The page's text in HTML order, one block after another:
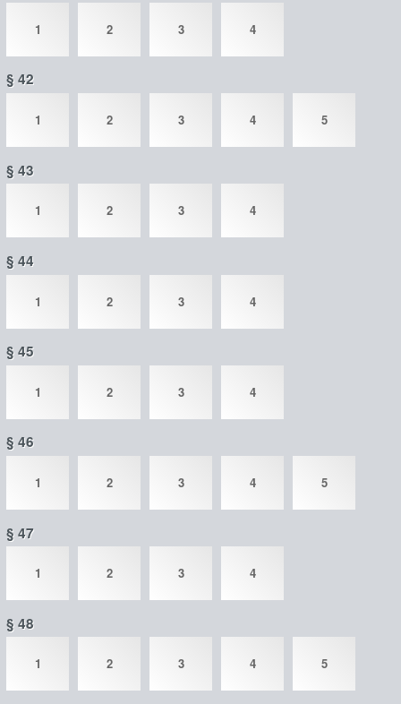
1 2 3 4
§ 42
1 2 3 4 5
§ 43
1 2 3 4
§ 44
1 2 3 4
§ 45
1 2 3 4
§ 46
1 2 3 4 5
§ 47
1 2 3 4
§ 48
1 2 3 4 5